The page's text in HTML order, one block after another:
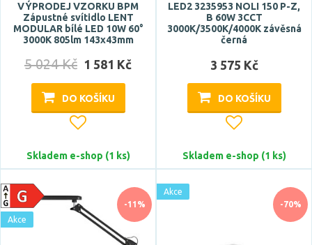
Zobrazit více
Patice
E14
E27
G4
G13
Typ zdroje
VÝPRODEJ VZORKU BPM
Zápustné svítidlo LENT
MODULAR bílé LED 10W 60°
3000K 805lm 143x43mm
5 024 Kč 1 581 Kč
DO KOŠÍKU
Skladem e-shop (1 ks)
LED2 3235953 NOLI 150 P-Z,
B 60W 3CCT
3000K/3500K/4000K závěsná
černá
3 575 Kč
DO KOŠÍKU
Skladem e-shop (1 ks)
-11%
Akce
-70%
Akce